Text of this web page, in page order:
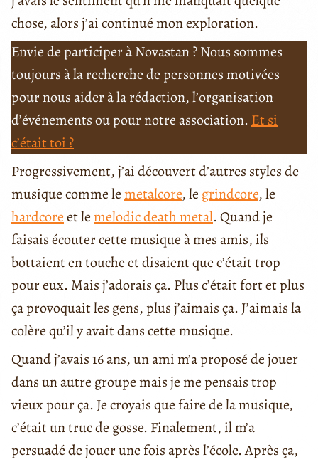
chose, alors j’ai continué mon exploration.
Envie de participer à Novastan ? Nous sommes
toujours à la recherche de personnes motivées
pour nous aider à la rédaction, l’organisation
d’événements ou pour notre association. Et si
c’était toi ?
Progressivement, j’ai découvert d’autres styles de
musique comme lemetalcore, le grindcore, le
hardcoreet lemelodic death metal. Quand je
faisais écouter cette musique à mes amis, ils
bottaient en touche et disaient que c’était trop
pour eux. Mais j’adorais ça. Plus c’était fort et plus
ça provoquait les gens, plus j’aimais ça. J’aimais la
colère qu’il y avait dans cette musique.
Quand j’avais 16 ans, un ami m’a proposé de jouer
dans un autre groupe mais je me pensais trop
vieux pour ça. Je croyais que faire de la musique,
c’était un truc de gosse. Finalement, il m’a
persuadé de jouer une fois après l’école. Après ça,